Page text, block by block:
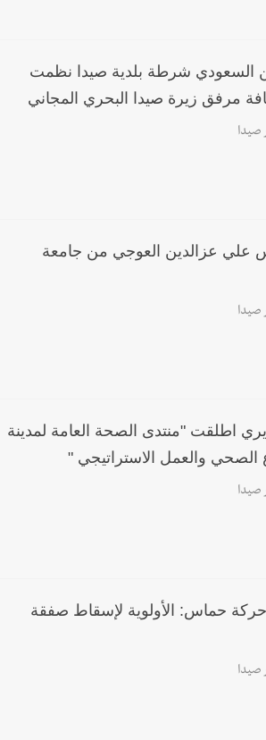
رجل الاعمال
السعودي شرطة بلدية صيدا نظمت
مرفق زيرة صيدا البحري المجاني
صيدا
علي عزالدين العوجي من جامعة
صيدا
اطلقت "منتدى الصحة العامة لمدينة
الصحي والعمل الاستراتيجي "
صيدا
حركة حماس: الأولوية لإسقاط صفقة
صيدا